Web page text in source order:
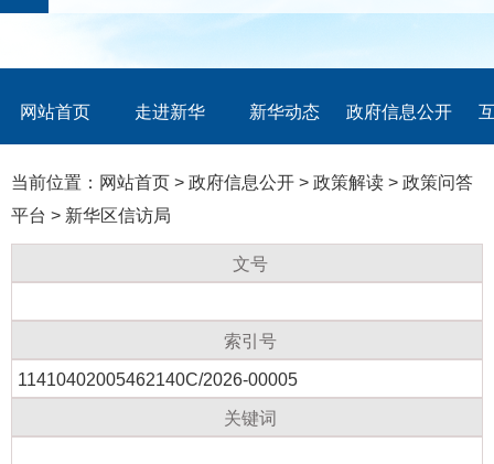
网站首页 走进新华 新华动态 政府信息公开
当前位置： 网站首页 > 政府信息公开 > 政策解读 > 政策问答
平台 > 新华区信访局
文号
索引号
11410402005462140C/2026-00005
关键词